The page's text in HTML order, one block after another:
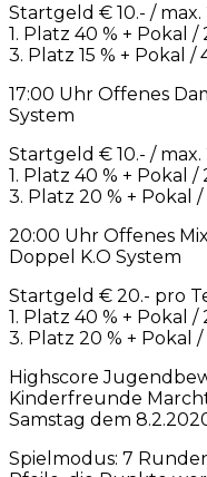
Startgeld € 10.- / max.
1. Platz 40 % + Pokal /
3. Platz 15 % + Pokal /
17:00 Uhr Offenes
System
Startgeld € 10.- / max.
1. Platz 40 % + Pokal /
3. Platz 20 % + Pokal /
20:00 Uhr Offenes
Doppel K.O System
Startgeld € 20.- pro
1. Platz 40 % + Pokal /
3. Platz 20 % + Pokal /
Highscore
Kinderfreunde
Samstag dem
Spielmodus: 7